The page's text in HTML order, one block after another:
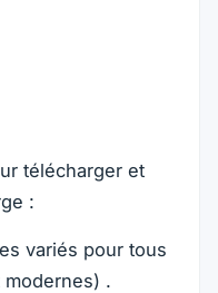
télécharger et
:
variés pour tous
.